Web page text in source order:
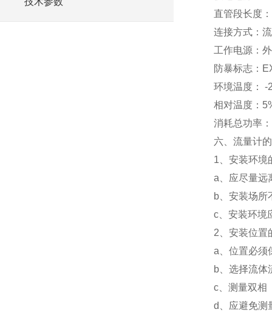
直管段长度
连接方式：
工作电源：
防暴标志：
环境温度：
相对温度：
消耗总功率
六、流量计
1、安装环境
a、应尽量远
b、安装场所
c、安装环境
2、安装位置
a、位置必须
b、选择流体
c、测量双相
d、应避免测